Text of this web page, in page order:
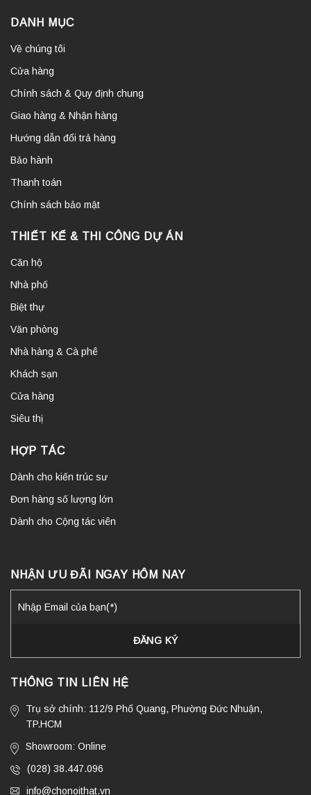
DANH MỤC
Về chúng tôi
Cửa hàng
Chính sách & Quy định chung
Giao hàng & Nhận hàng
Hướng dẫn đổi trả hàng
Bảo hành
Thanh toán
Chính sách bảo mật
THIẾT KẾ & THI CÔNG DỰ ÁN
Căn hộ
Nhà phố
Biệt thự
Văn phòng
Nhà hàng & Cà phê
Khách sạn
Cửa hàng
Siêu thị
HỢP TÁC
Dành cho kiến trúc sư
Đơn hàng số lượng lớn
Dành cho Cộng tác viên
NHẬN ƯU ĐÃI NGAY HÔM NAY
THÔNG TIN LIÊN HỆ
Trụ sở chính: 112/9 Phổ Quang, Phường Đức Nhuận,
TP.HCM
Showroom: Online
(028) 38.447.096
info@chonoithat.vn